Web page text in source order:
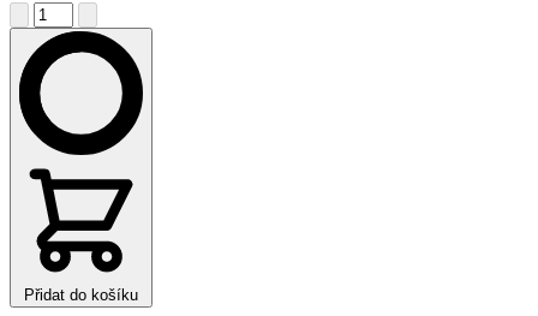
Přidat do košíku